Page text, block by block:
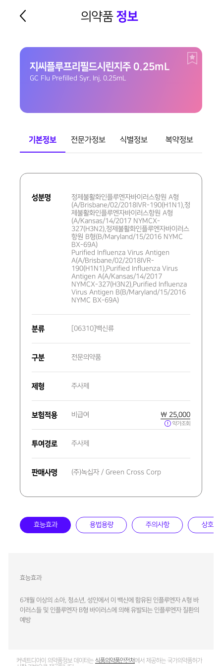
의약품 정보
지씨플루프리필드시린지주 0.25mL
GC Flu Prefilled Syr. Inj. 0.25mL
기본정보 전문가정보 식별정보 복약정보
성분명
정제불활화인플루엔자바이러스항원 A형
(A/Brisbane/02/2018IVR-190(H1N1),정
제불활화인플루엔자바이러스항원 A형
(A/Kansas/14/2017 NYMCX-
327(H3N2),정제불활화인플루엔자바이러스
항원 B형(B/Maryland/15/2016 NYMC
BX-69A)
Purified Influenza Virus Antigen
A(A/Brisbane/02/2018IVR-
190(H1N1),Purified Influenza Virus
Antigen A(A/Kansas/14/2017
NYMCX-327(H3N2),Purified Influenza
Virus Antigen B(B/Maryland/15/2016
NYMC BX-69A)
분류 [06310]백신류
구분 전문의약품
제형 주사제
보험적용 비급여 ₩ 25,000
약가조회
투여경로 주사제
판매사명 (주)녹십자 / Green Cross Corp
효능효과 용법용량 주의사항 상호작
효능효과
6개월 이상의 소아, 청소년, 성인에서 이 백신에 함유된 인플루엔자 A형 바
이러스들 및 인플루엔자 B형 바이러스에 의해 유발되는 인플루엔자 질환의
예방
커넥트디아이 의약품정보 데이터는 식품의약품안전처에서 제공하는 국가의약품허가